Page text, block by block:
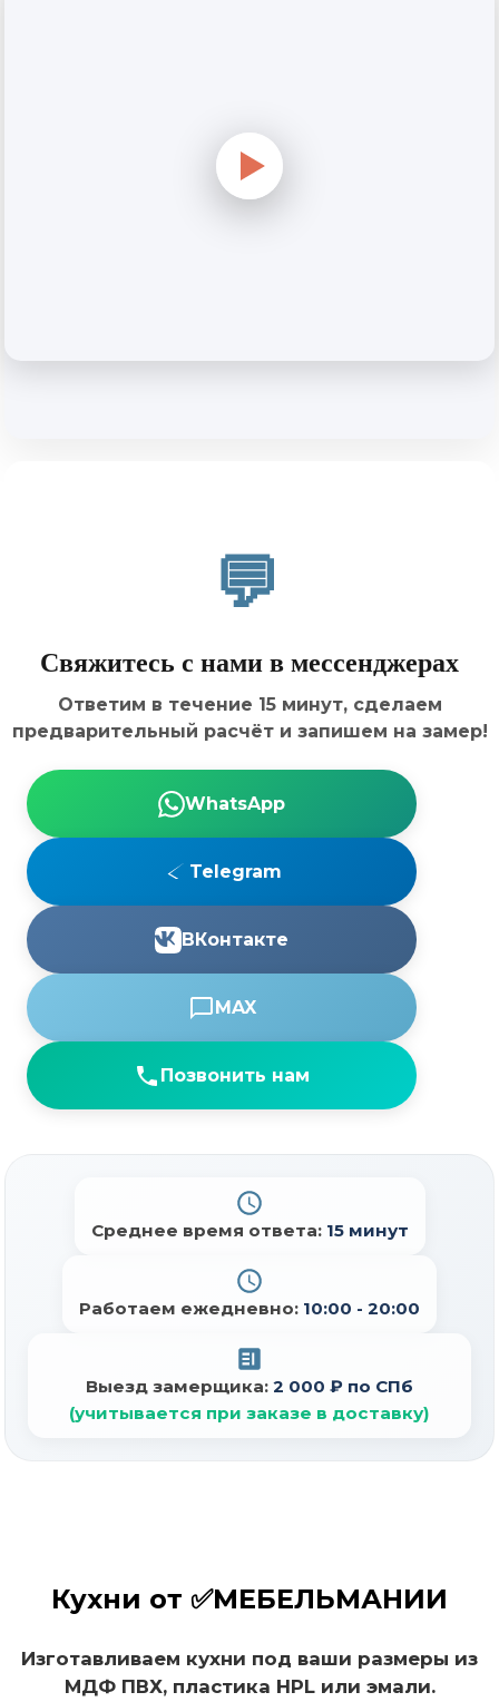
Свяжитесь с нами в мессенджерах
Ответим в течение 15 минут, сделаем
предварительный расчёт и запишем на замер!
WhatsApp
Telegram
ВКонтакте
MAX
Позвонить нам
Среднее время ответа: 15 минут
Работаем ежедневно: 10:00 - 20:00
Выезд замерщика: 2 000 ₽ по СПб
(учитывается при заказе в доставку)
Кухни от ✅МЕБЕЛЬМАНИИ
Изготавливаем кухни под ваши размеры из
МДФ ПВХ, пластика HPL или эмали.